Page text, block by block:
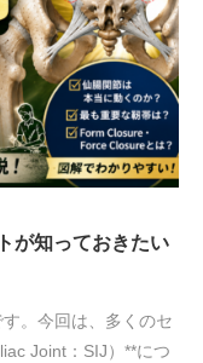
が知っておきたい
。今回は、多くのセ
Joint：SIJ）**につ